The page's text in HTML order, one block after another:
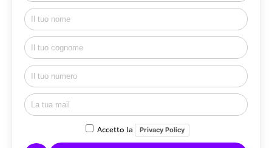
Accetto la Privacy Policy